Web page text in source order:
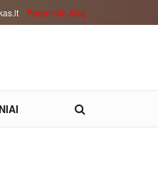
Paremkite Alką